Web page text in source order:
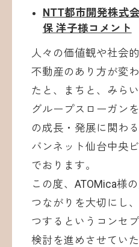
NTT都市開発株式
保 洋子様コメント
人々の価値観や社会
不動産のあり方が変
たと、まちと、みら
グループスローガン
の成長・発展に関わ
バンネット仙台中央
でおります。
この度、ATOMica様
つながりを大切にし
つするというコンセ
検討を進めさせてい